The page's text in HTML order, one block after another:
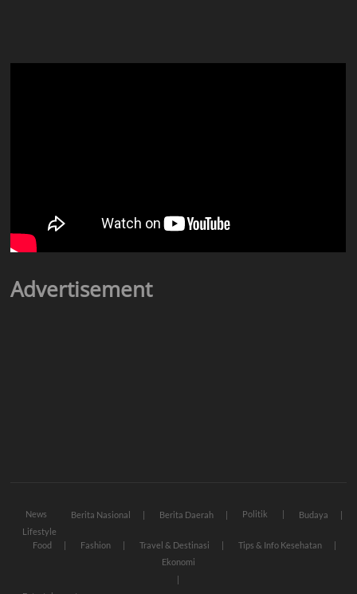
Advertisement
News Berita Nasional Berita Daerah Politik
Budaya
Lifestyle
Food
Fashion Travel & Destinasi
Tips & Info Kesehatan
Ekonomi